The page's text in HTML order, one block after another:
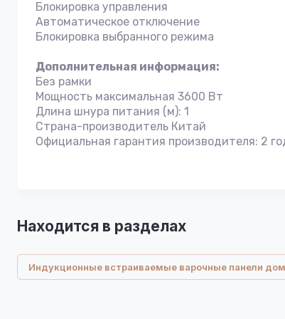
Блокировка управления
Автоматическое отключение
Блокировка выбранного режима
Дополнительная информация:
Без рамки
Мощность максимальная 3600 Вт
Длина шнура питания (м): 1
Страна-производитель Китай
Официальная гарантия производителя: 2
Находится в разделах
Индукционные встраиваемые варочные панели